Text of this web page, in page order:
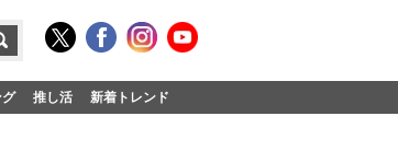
グ 推し活 新着トレンド